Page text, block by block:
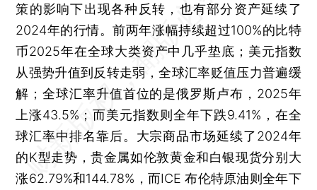
策的影响下出现各种反转，也有部分资产延续了
2024年的行情。前两年涨幅持续超过100%的比特
币2025年在全球大类资产中几乎垫底；美元指数
从强势升值到反转走弱，全球汇率贬值压力普遍缓
解；全球汇率升值首位的是俄罗斯卢布，2025年
上涨43.5%；而美元指数则全年下跌9.41%，在全
球汇率中排名靠后。大宗商品市场延续了2024年
的K型走势，贵金属如伦敦黄金和白银现货分别大
涨62.79%和144.78%，而ICE 布伦特原油则全年下